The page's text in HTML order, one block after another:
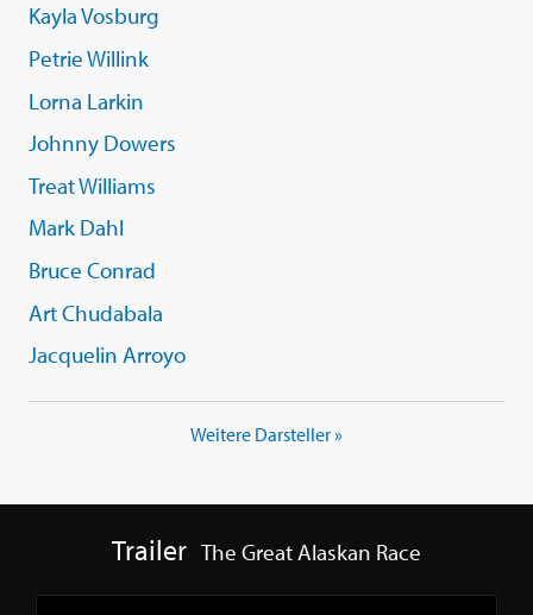
Kayla Vosburg
Petrie Willink
Lorna Larkin
Johnny Dowers
Treat Williams
Mark Dahl
Bruce Conrad
Art Chudabala
Jacquelin Arroyo
Weitere Darsteller »
Trailer The Great Alaskan Race